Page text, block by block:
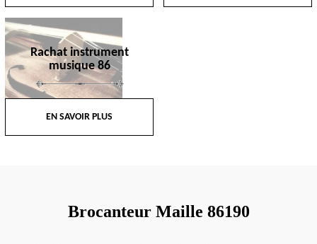
Rachat instrument
musique 86
EN SAVOIR PLUS
Brocanteur Maille 86190